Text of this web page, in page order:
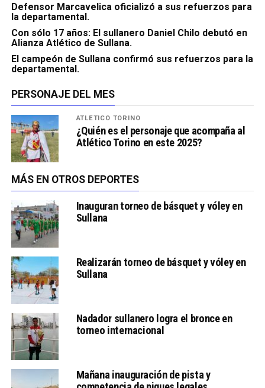
Defensor Marcavelica oficializó a sus refuerzos para
la departamental.
Con sólo 17 años: El sullanero Daniel Chilo debutó en
Alianza Atlético de Sullana.
El campeón de Sullana confirmó sus refuerzos para la
departamental.
PERSONAJE DEL MES
ATLÉTICO TORINO
¿Quién es el personaje que acompaña al
Atlético Torino en este 2025?
MÁS EN OTROS DEPORTES
Inauguran torneo de básquet y vóley en
Sullana
Realizarán torneo de básquet y vóley en
Sullana
Nadador sullanero logra el bronce en
torneo internacional
Mañana inauguración de pista y